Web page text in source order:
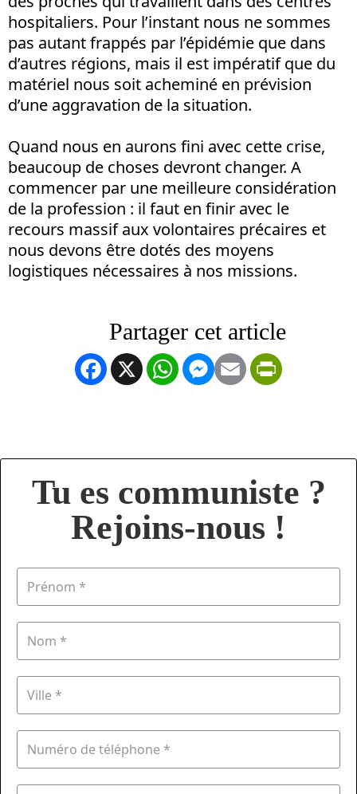
hospitaliers. Pour l’instant nous ne sommes
pas autant frappés par l’épidémie que dans
d’autres régions, mais il est impératif que du
matériel nous soit acheminé en prévision
d’une aggravation de la situation.
Quand nous en aurons fini avec cette crise,
beaucoup de choses devront changer. A
commencer par une meilleure considération
de la profession : il faut en finir avec le
recours massif aux volontaires précaires et
nous devons être dotés des moyens
logistiques nécessaires à nos missions.
Facebook
X WhatsApp
Messenger
Email
Tu es communiste ?
Rejoins-nous !